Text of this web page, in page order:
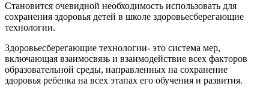
Становится очевидной необходимость использовать для
сохранения здоровья детей в школе здоровьесберегающие
технологии.
Здоровьесберегающие технологии- это система мер,
включающая взаимосвязь и взаимодействие всех факторов
образовательной среды, направленных на сохранение
здоровья ребенка на всех этапах его обучения и развития.